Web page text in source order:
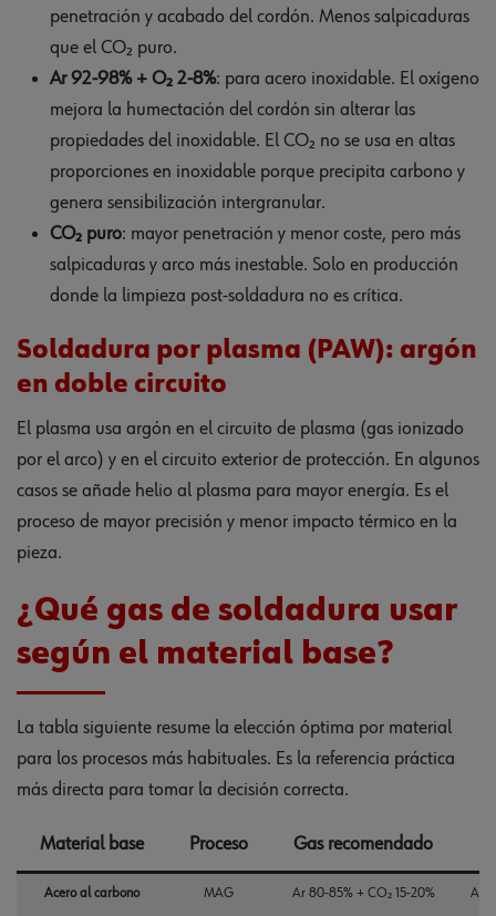
penetración y acabado del cordón. Menos salpicaduras
que el CO₂ puro.
Ar 92-98% + O₂ 2-8%: para acero inoxidable. El oxígeno
mejora la humectación del cordón sin alterar las
propiedades del inoxidable. El CO₂ no se usa en altas
proporciones en inoxidable porque precipita carbono y
genera sensibilización intergranular.
CO₂ puro: mayor penetración y menor coste, pero más
salpicaduras y arco más inestable. Solo en producción
donde la limpieza post-soldadura no es crítica.
Soldadura por plasma (PAW): argón
en doble circuito
El plasma usa argón en el circuito de plasma (gas ionizado
por el arco) y en el circuito exterior de protección. En algunos
casos se añade helio al plasma para mayor energía. Es el
proceso de mayor precisión y menor impacto térmico en la
pieza.
¿Qué gas de soldadura usar
según el material base?
La tabla siguiente resume la elección óptima por material
para los procesos más habituales. Es la referencia práctica
más directa para tomar la decisión correcta.
Material base Proceso Gas recomendado
Acero al carbono MAG Ar 80-85% + CO₂ 15-20%